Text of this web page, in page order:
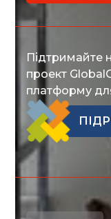
Підтримайте
проект
платформу